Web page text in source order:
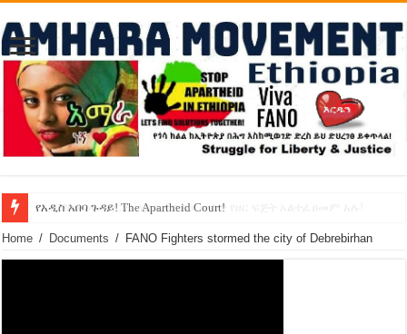
የኢዜማው መሪ ብርሃኑ ነጋ ኢትዮጵያ ውስጥ የዘር ፍጅት አልተፈፀመም አሉ!
የአዲስ አበባ ጉዳይ! The Apartheid Court!
Home / Documents / FANO Fighters stormed the city of Debrebirhan